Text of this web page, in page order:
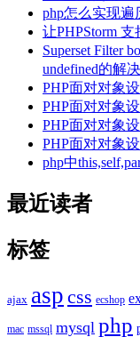
php怎么实现遍
让PHPStorm
Superset Filter
undefined的解
PHP面对对象
PHP面对对象
PHP面对对象
PHP面对对象
php中
最近读者
标签
ajax asp css ecshop
mac mssql mysql php